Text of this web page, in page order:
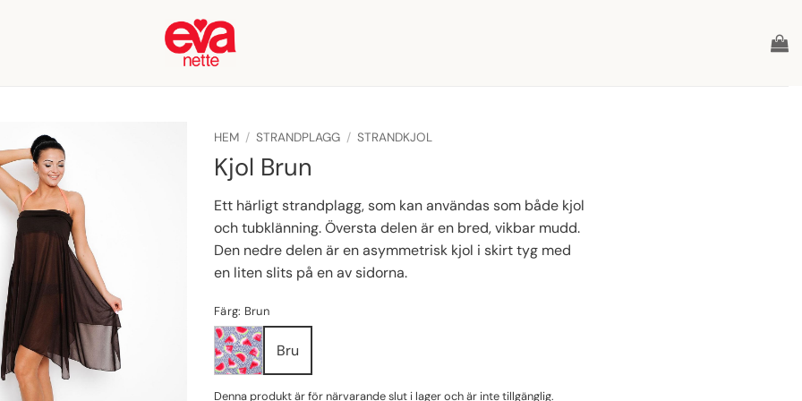
HEM / STRANDPLAGG / STRANDKJOL
Kjol Brun
Ett härligt strandplagg, som kan användas som både kjol
och tubklänning. Översta delen är en bred, vikbar mudd.
Den nedre delen är en asymmetrisk kjol i skirt tyg med
en liten slits på en av sidorna.
Färg: Brun
Bru
Denna produkt är för närvarande slut i lager och är inte tillgänglig.